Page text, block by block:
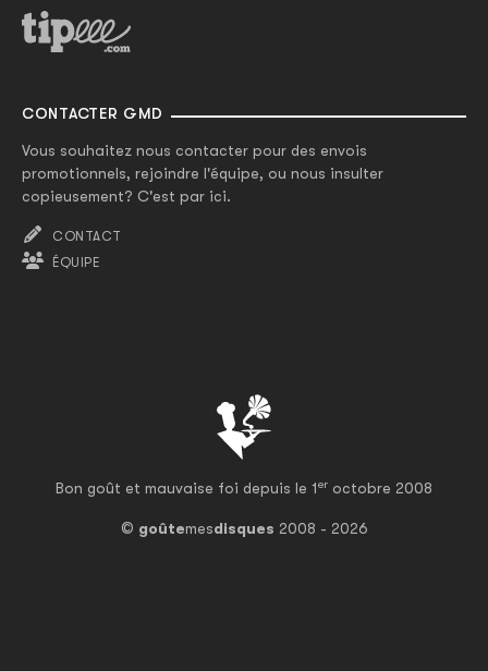
Bon goût et mauvaise foi depuis le 1er octobre 2008
© goûtemesdisques 2008 - 2026
CONTACTER GMD
Vous souhaitez nous contacter pour des envois
promotionnels, rejoindre l'équipe, ou nous insulter
copieusement? C'est par ici.
CONTACT
ÉQUIPE